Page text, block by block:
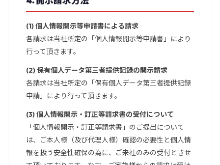
(1) 個人情報開示等申請書による請求
各請求は当社所定の「個人情報開示等申請書」により
行って頂きます。
(2) 保有個人データ第三者提供記録の開示請求
各請求は当社所定の「保有個人データ第三者提供記録
申請」により行って頂きます。
(3) 個人情報開示・訂正等請求書の受付について
「個人情報開示・訂正等請求書」のご提出について
は、ご本人様（及び代理人様）確認の必要性と個人情
報を扱う安全性確保の為に、ご来社のみの受付とさせ